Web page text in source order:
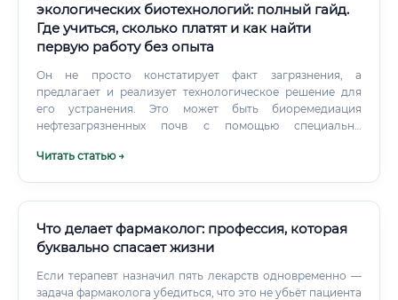
экологических биотехнологий: полный гайд.
Где учиться, сколько платят и как найти
первую работу без опыта
Он не просто констатирует факт загрязнения, а
предлагает и реализует технологическое решение для
его устранения. Это может быть биоремедиация
нефтезагрязненных почв с помощью специально
сточных вод в биореакторах или переработка
восстановления экосистем, утилизации отходов и
создания "зеленых" производственных циклов.
Читать статью →
Что делает фармаколог: профессия, которая
буквально спасает жизни
Если терапевт назначил пять лекарств одновременно —
задача фармаколога убедиться, что это не убьёт пациента